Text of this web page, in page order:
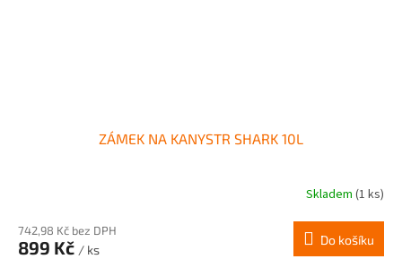
ZÁMEK NA KANYSTR SHARK 10L
Skladem (1 ks)
742,98 Kč bez DPH
899 Kč / ks
Do košíku